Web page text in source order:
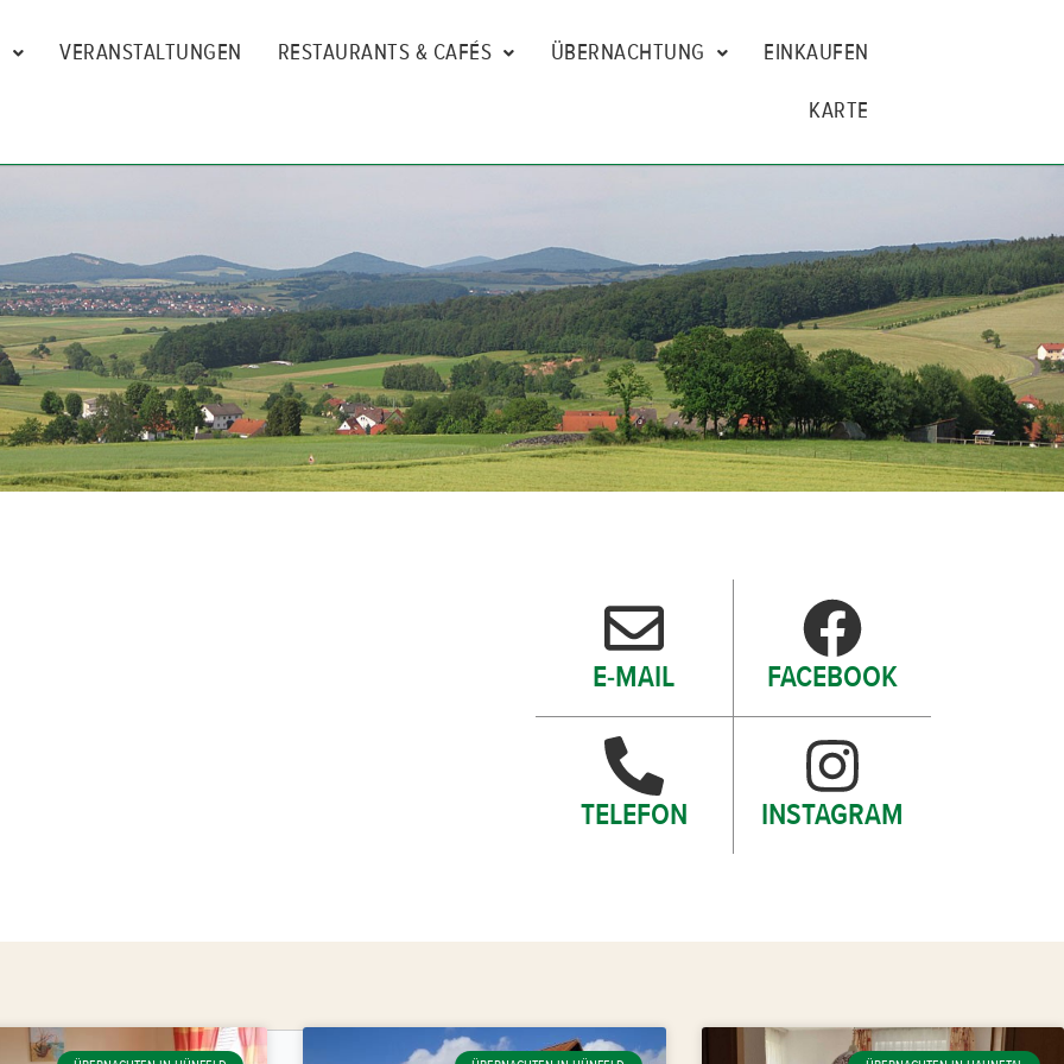
VERANSTALTUNGEN RESTAURANTS & CAFÉS ÜBERNACHTUNG EINKAUFEN
KARTE
E-MAIL FACEBOOK
TELEFON INSTAGRAM